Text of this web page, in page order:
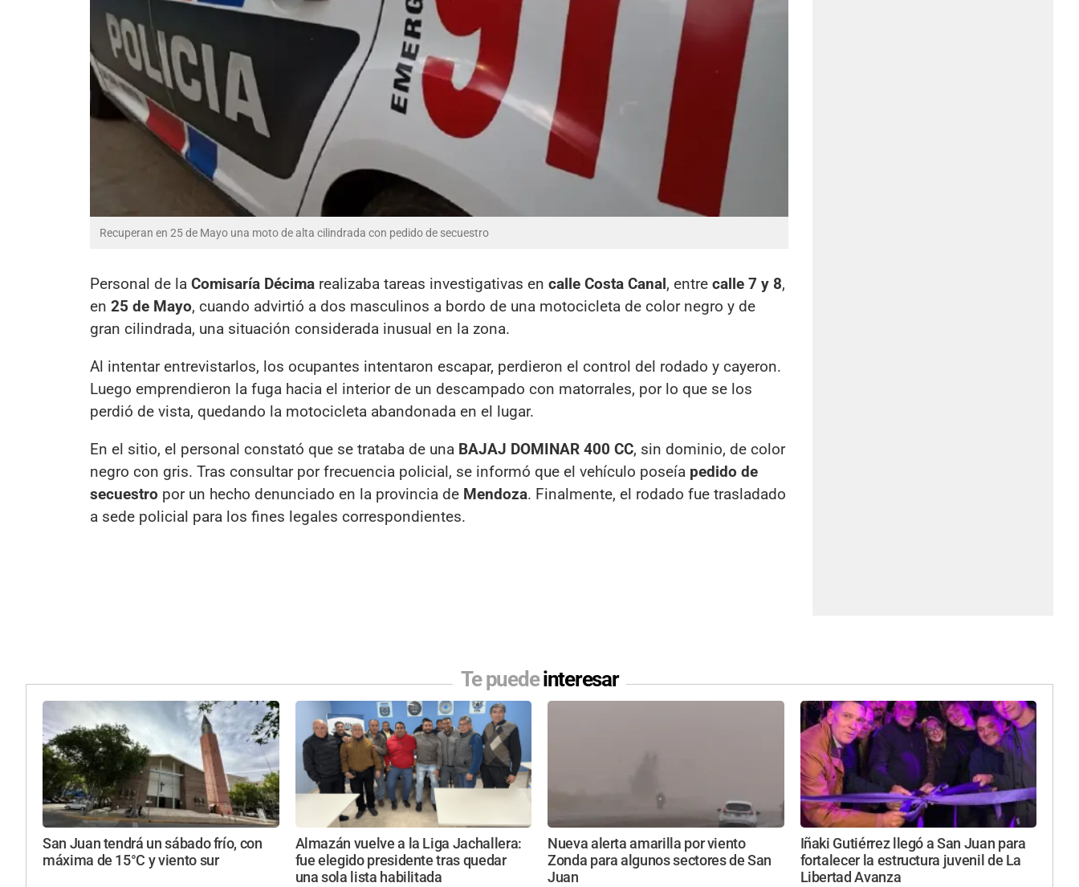
Recuperan en 25 de Mayo una moto de alta cilindrada con pedido de secuestro
Personal de la Comisaría Décima realizaba tareas investigativas en calle Costa Canal, entre calle 7 y 8,
en 25 de Mayo, cuando advirtió a dos masculinos a bordo de una motocicleta de color negro y de
gran cilindrada, una situación considerada inusual en la zona.
Al intentar entrevistarlos, los ocupantes intentaron escapar, perdieron el control del rodado y cayeron.
Luego emprendieron la fuga hacia el interior de un descampado con matorrales, por lo que se los
perdió de vista, quedando la motocicleta abandonada en el lugar.
En el sitio, el personal constató que se trataba de una BAJAJ DOMINAR 400 CC, sin dominio, de color
negro con gris. Tras consultar por frecuencia policial, se informó que el vehículo poseía pedido de
secuestro por un hecho denunciado en la provincia de Mendoza. Finalmente, el rodado fue trasladado
a sede policial para los fines legales correspondientes.
Te puedeinteresar
San Juan tendrá un sábado frío, con
máxima de 15°C y viento sur
Almazán vuelve a la Liga Jachallera:
fue elegido presidente tras quedar
una sola lista habilitada
Nueva alerta amarilla por viento
Zonda para algunos sectores de San
Juan
Iñaki Gutiérrez llegó a San Juan para
fortalecer la estructura juvenil de La
Libertad Avanza